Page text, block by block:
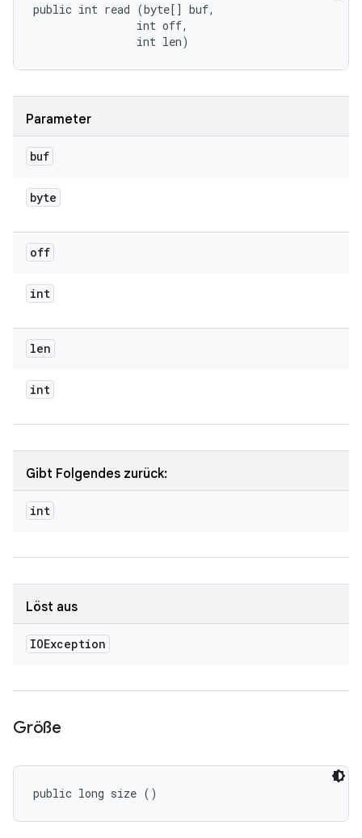
public int read (byte[] buf,
                int off,
                int len)
Parameter
buf
byte
off
int
len
int
Gibt Folgendes zurück:
int
Löst aus
IOException
Größe
public long size ()